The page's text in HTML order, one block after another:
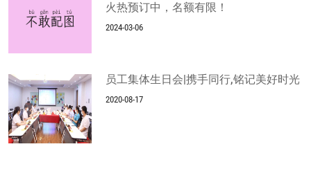
火热预订中，名额有限！
2024-03-06
员工集体生日会|携手同行,铭记美好时光
2020-08-17